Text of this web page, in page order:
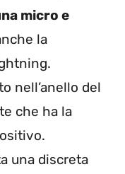
micro e
la
nell’anello del
che ha la
una discreta